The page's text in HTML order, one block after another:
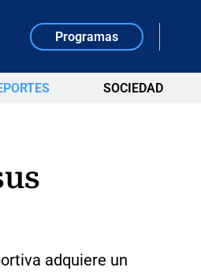
Programas
SOCIEDAD
adquiere un